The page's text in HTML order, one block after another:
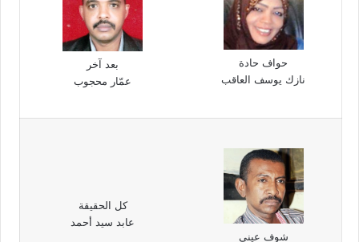
حواف حادة
نازك يوسف العاقب
بعد آخر
عمّار محجوب
شوف عيني
كل الحقيقة
عابد سيد أحمد